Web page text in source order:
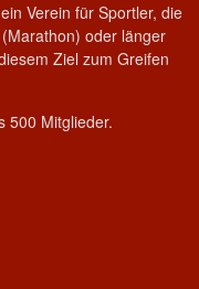
Verein für Sportler, die
oder länger
Ziel zum Greifen
500 Mitglieder.